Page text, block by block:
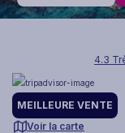
4.3
MEILLEURE VENTE
Voir la carte